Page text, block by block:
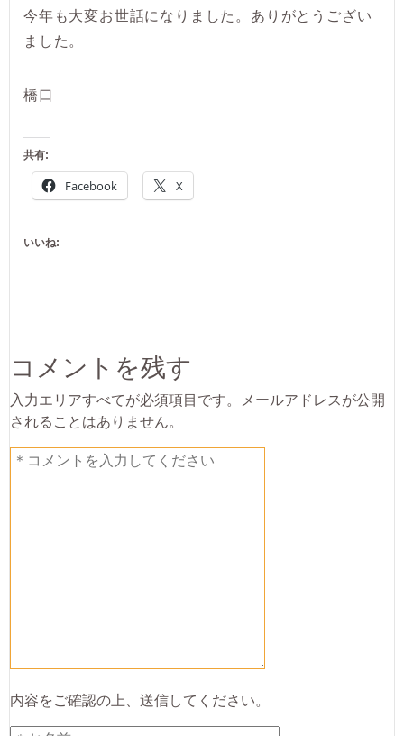
今年も大変お世話になりました。ありがとうござい
ました。
橋口
共有:
Facebook X
いいね:
コメントを残す
入力エリアすべてが必須項目です。メールアドレスが公開
されることはありません。
内容をご確認の上、送信してください。